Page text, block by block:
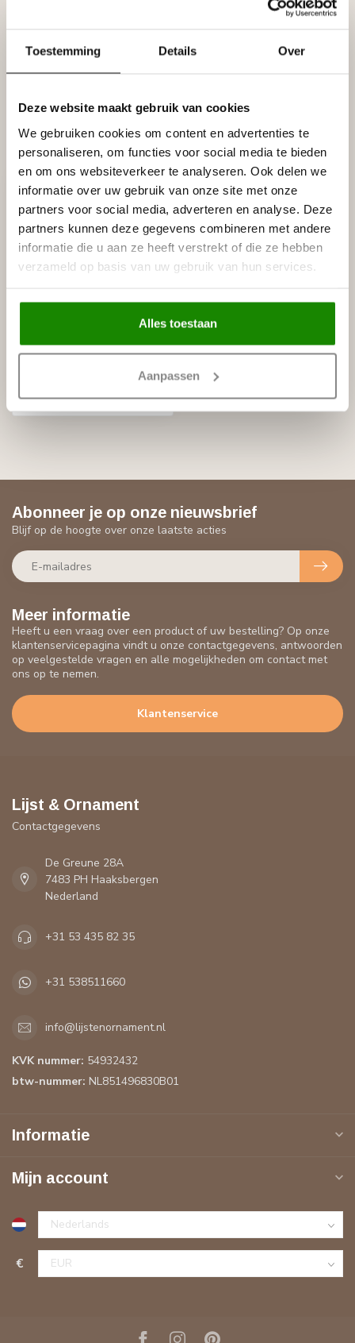
Toestemming Details Over
Deze website maakt gebruik van cookies
We gebruiken cookies om content en advertenties te
personaliseren, om functies voor social media te bieden
en om ons websiteverkeer te analyseren. Ook delen we
informatie over uw gebruik van onze site met onze
partners voor social media, adverteren en analyse. Deze
partners kunnen deze gegevens combineren met andere
informatie die u aan ze heeft verstrekt of die ze hebben
verzameld op basis van uw gebruik van hun services.
Alles toestaan
Aanpassen
GRAND DECOR
Grand Decor Ornament A611 L
(260 x 126 x 15 mm)
Recent bekeken
Ornament A611 R (260 x
Niet op voorraad
Meer informatie
Heeft u een vraag over een product of uw bestelling? Op onze
klantenservicepagina vindt u onze contactgegevens, antwoorden
op veelgestelde vragen en alle mogelijkheden om contact met
ons op te nemen.
Klantenservice
Abonneer je op onze nieuwsbrief
Blijf op de hoogte over onze laatste acties
Lijst & Ornament
Contactgegevens
De Greune 28A
7483 PH Haaksbergen
Nederland
+31 53 435 82 35
+31 538511660
info@lijstenornament.nl
KVK nummer: 54932432
btw-nummer: NL851496830B01
Informatie
Mijn account
€